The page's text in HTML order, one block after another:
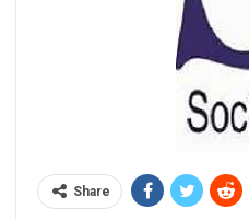
Share